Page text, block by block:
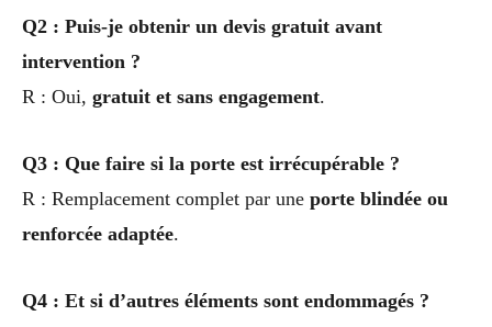
Q2 : Puis-je obtenir un devis gratuit avant
intervention ?
R : Oui, gratuit et sans engagement.
Q3 : Que faire si la porte est irrécupérable ?
R : Remplacement complet par une porte blindée ou
renforcée adaptée.
Q4 : Et si d’autres éléments sont endommagés ?